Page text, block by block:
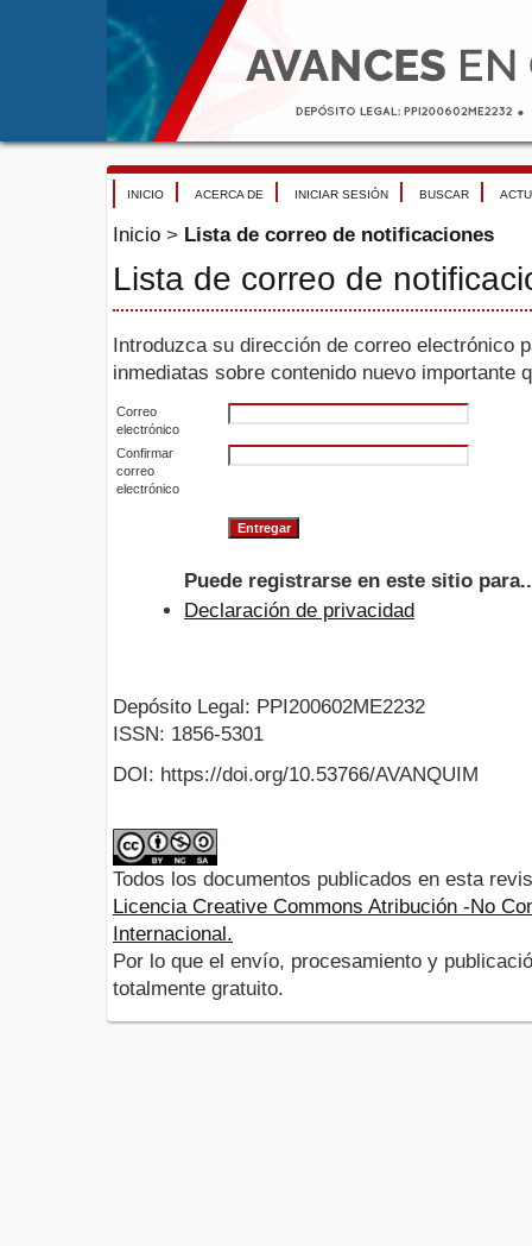
INICIO ACERCA DE INICIAR SESIÓN BUSCAR
Inicio > Lista de correo de notificaciones
Lista de correo de
Introduzca su dirección de correo electrónico
inmediatas sobre contenido nuevo importante
Correo
electrónico
Confirmar
correo
electrónico
Puede registrarse en este sitio
Declaración de privacidad
Depósito Legal: PPI200602ME2232
ISSN: 1856-5301
DOI: https://doi.org/10.53766/AVANQUIM
Todos los documentos publicados en esta
Licencia Creative Commons Atribución -No
Internacional.
Por lo que el envío, procesamiento y
totalmente gratuito.